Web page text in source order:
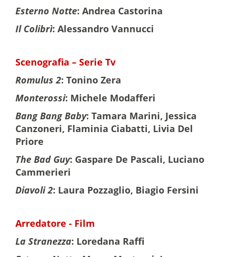
Esterno Notte: Andrea Castorina
Il Colibrì: Alessandro Vannucci
Scenografia – Serie Tv
Romulus 2: Tonino Zera
Monterossi: Michele Modafferi
Bang Bang Baby: Tamara Marini, Jessica
Canzoneri, Flaminia Ciabatti, Livia Del
Priore
The Bad Guy: Gaspare De Pascali, Luciano
Cammerieri
Diavoli 2: Laura Pozzaglio, Biagio Fersini
Arredatore - Film
La Stranezza: Loredana Raffi